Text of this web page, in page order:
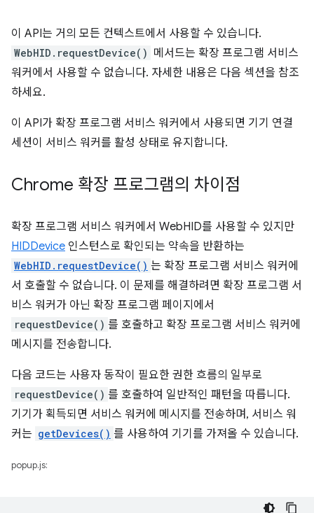
이 API는 거의 모든 컨텍스트에서 사용할 수 있습니다.
WebHID.requestDevice() 메서드는 확장 프로그램 서비스
워커에서 사용할 수 없습니다. 자세한 내용은 다음 섹션을 참조
하세요.
이 API가 확장 프로그램 서비스 워커에서 사용되면 기기 연결
세션이 서비스 워커를 활성 상태로 유지합니다.
Chrome 확장 프로그램의 차이점
확장 프로그램 서비스 워커에서 WebHID를 사용할 수 있지만
HIDDevice 인스턴스로 확인되는 약속을 반환하는
WebHID.requestDevice() 는 확장 프로그램 서비스 워커에
서 호출할 수 없습니다. 이 문제를 해결하려면 확장 프로그램 서
비스 워커가 아닌 확장 프로그램 페이지에서
requestDevice() 를 호출하고 확장 프로그램 서비스 워커에
메시지를 전송합니다.
다음 코드는 사용자 동작이 필요한 권한 흐름의 일부로
requestDevice() 를 호출하여 일반적인 패턴을 따릅니다.
기기가 획득되면 서비스 워커에 메시지를 전송하며, 서비스 워
커는 getDevices() 를 사용하여 기기를 가져올 수 있습니다.
popup.js: